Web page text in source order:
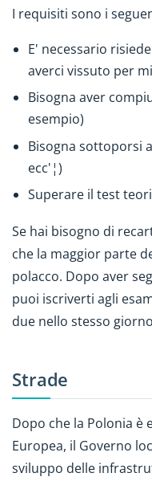
I requisiti sono i
E' necessario
averci vissuto per
Bisogna aver
esempio)
Bisogna sottoporsi
ecc'¦)
Superare il test
Se hai bisogno di
che la maggior parte
polacco. Dopo aver
puoi iscriverti agli
due nello stesso
Strade
Dopo che la Polonia
Europea, il Governo
sviluppo delle